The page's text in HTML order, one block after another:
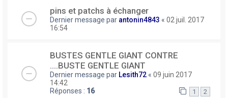
pins et patchs à échanger
Dernier message par antonin4843 « 02 juil. 2017
16:54
BUSTES GENTLE GIANT CONTRE
....BUSTE GENTLE GIANT
Dernier message par Lesith72 « 09 juin 2017
14:42
Réponses : 16 1 2